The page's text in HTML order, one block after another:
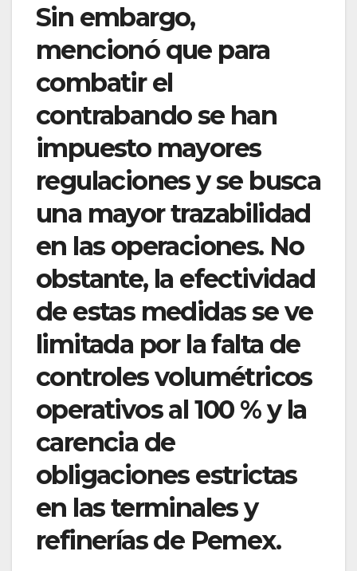
Sin embargo,
mencionó que para
combatir el
contrabando se han
impuesto mayores
regulaciones y se busca
una mayor trazabilidad
en las operaciones. No
obstante, la efectividad
de estas medidas se ve
limitada por la falta de
controles volumétricos
operativos al 100 % y la
carencia de
obligaciones estrictas
en las terminales y
refinerías de Pemex.